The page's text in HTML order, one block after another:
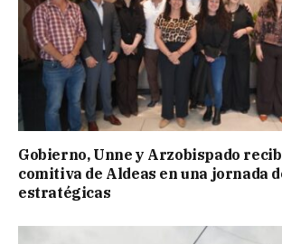
Gobierno, Unne y Arzobispado
comitiva de Aldeas en una jornada
estratégicas